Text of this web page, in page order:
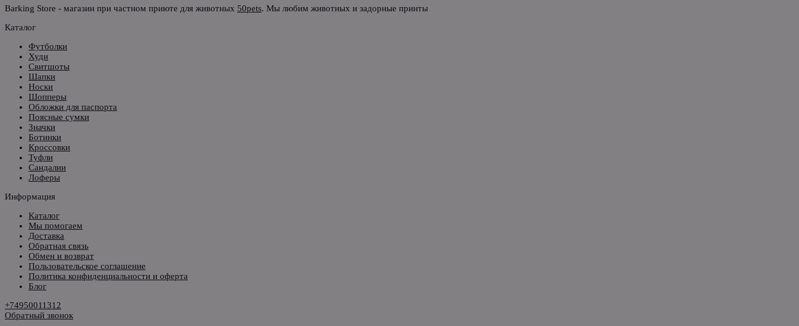
Barking Store - магазин при частном приюте для животных 50pets. Мы любим животных и задорные принты
Каталог
Футболки
Худи
Свитшоты
Шапки
Носки
Шопперы
Обложки для паспорта
Поясные сумки
Значки
Ботинки
Кроссовки
Туфли
Сандалии
Лоферы
Информация
Каталог
Мы помогаем
Доставка
Обратная связь
Обмен и возврат
Пользовательское соглашение
Политика конфиденциальности и оферта
Блог
+74950011312
Обратный звонок